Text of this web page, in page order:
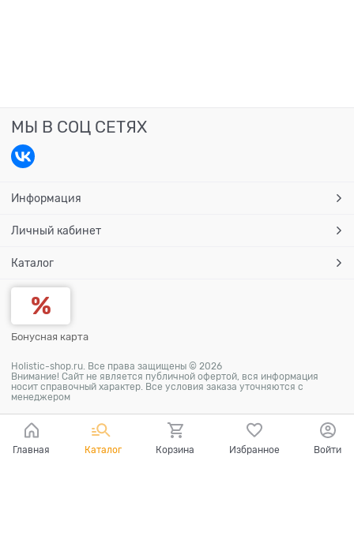
МЫ В СОЦ СЕТЯХ
Информация
Личный кабинет
Каталог
Бонусная карта
Holistic-shop.ru. Все права защищены © 2026
Внимание! Сайт не является публичной офертой, вся информация
носит справочный характер. Все условия заказа уточняются с
менеджером
Главная Каталог Корзина Избранное Войти